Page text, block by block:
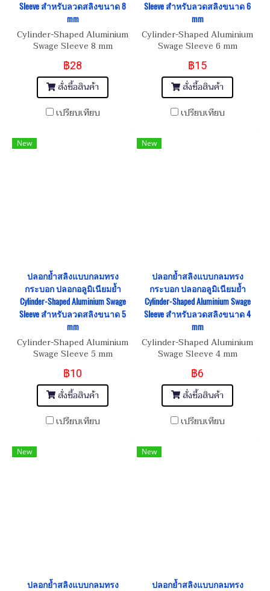
Sleeve สำหรับลวดสลิงขนาด 8
mm
Cylinder-Shaped Aluminium
Swage Sleeve 8 mm
฿28
สั่งซื้อสินค้า
เปรียบเทียบ
Sleeve สำหรับลวดสลิงขนาด 6
mm
Cylinder-Shaped Aluminium
Swage Sleeve 6 mm
฿15
สั่งซื้อสินค้า
เปรียบเทียบ
New
ปลอกย้ำสลิงแบบกลมทรง
กระบอก ปลอกอลูมิเนียมย้ำ
Cylinder-Shaped Aluminium Swage
Sleeve สำหรับลวดสลิงขนาด 5
mm
Cylinder-Shaped Aluminium
Swage Sleeve 5 mm
฿10
สั่งซื้อสินค้า
เปรียบเทียบ
New
ปลอกย้ำสลิงแบบกลมทรง
กระบอก ปลอกอลูมิเนียมย้ำ
Cylinder-Shaped Aluminium Swage
Sleeve สำหรับลวดสลิงขนาด 4
mm
Cylinder-Shaped Aluminium
Swage Sleeve 4 mm
฿6
สั่งซื้อสินค้า
เปรียบเทียบ
New
ปลอกย้ำสลิงแบบกลมทรง
New
ปลอกย้ำสลิงแบบกลมทรง